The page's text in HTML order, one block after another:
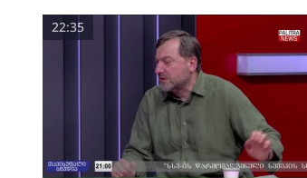
22:35